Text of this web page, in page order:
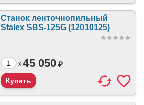
Станок ленточнопильный
Stalex SBS-125G (12010125)
x 45 050₽